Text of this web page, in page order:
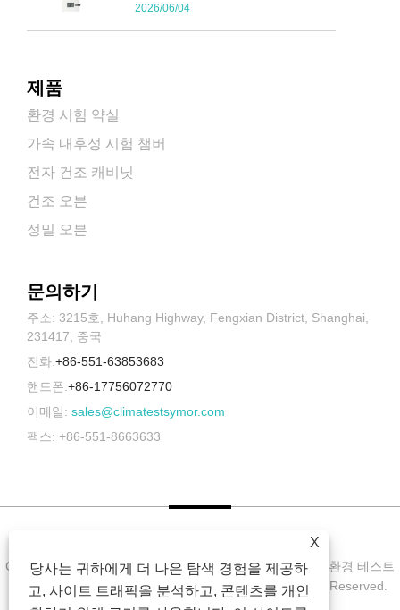
2026/06/04
제품
환경 시험 약실
가속 내후성 시험 챔버
전자 건조 캐비닛
건조 오븐
정밀 오븐
문의하기
주소: 3215호, Huhang Highway, Fengxian District, Shanghai,
231417, 중국
전화:+86-551-63853683
핸드폰:+86-17756072770
이메일: sales@climatestsymor.com
팩스: +86-551-8663633
Copyright © 2022 Symor Instrument Equipment Co., Ltd. 환경 테스트
챔버, 전자 건조 캐비닛, 가속 내후 테스트 챔버 All Rights Reserved.
X
당사는 귀하에게 더 나은 탐색 경험을 제공하
고, 사이트 트래픽을 분석하고, 콘텐츠를 개인